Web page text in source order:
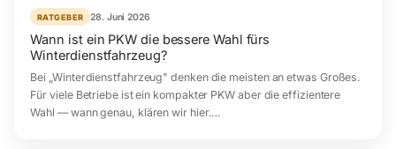
RATGEBER 28. Juni 2026
Wann ist ein PKW die bessere Wahl fürs
Winterdienstfahrzeug?
Bei „Winterdienstfahrzeug" denken die meisten an etwas Großes.
Für viele Betriebe ist ein kompakter PKW aber die effizientere
Wahl — wann genau, klären wir hier.…